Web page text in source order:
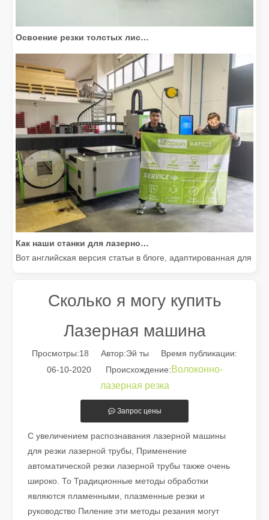
Освоение резки толстых листов: как станки для волоконной лазерной резки совершают революцию в производстве
Как наши станки для лазерной резки расширяют возможности мексиканского производства
Вот английская версия статьи в блоге, адаптированная
Сколько я могу купить
Лазерная машина
Просмотры:18 Автор:Эй ты Время публикации:
06-10-2020 Происхождение:Волоконно-
лазерная резка
Запрос цены
С увеличением распознавания лазерной машины
для резки лазерной трубы, Применение
автоматической резки лазерной трубы также очень
широко. То Традиционные методы обработки
являются пламенными, плазменные резки и
руководство Пиление эти методы резания могут